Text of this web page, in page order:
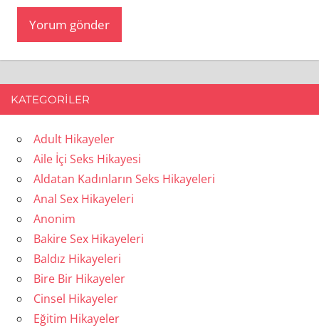
KATEGORILER
Adult Hikayeler
Aile İçi Seks Hikayesi
Aldatan Kadınların Seks Hikayeleri
Anal Sex Hikayeleri
Anonim
Bakire Sex Hikayeleri
Baldız Hikayeleri
Bire Bir Hikayeler
Cinsel Hikayeler
Eğitim Hikayeler